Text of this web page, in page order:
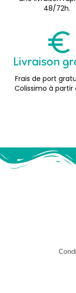
48/72h.
Livraison
Frais de port
Colissimo à partir